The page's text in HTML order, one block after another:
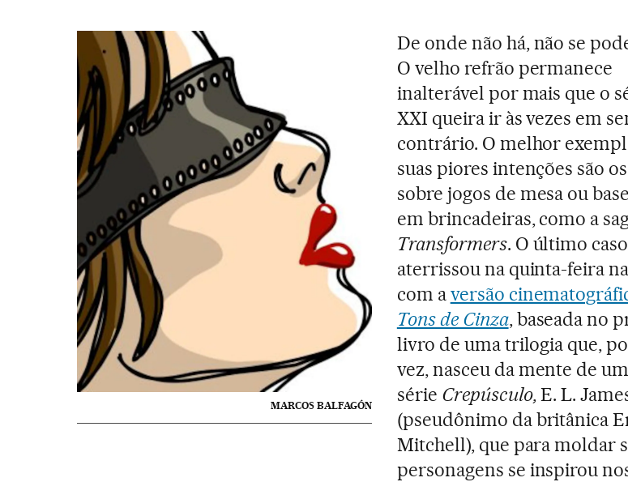
MARCOS BALFAGÓN
De onde não há, não se
O velho refrão permanece
inalterável por mais que o
XXI queira ir às vezes em
contrário. O melhor
suas piores intenções são
sobre jogos de mesa ou
em brincadeiras, como a
Transformers. O último caso
aterrissou na quinta-feira
com aversão
Tons de Cinza, baseada no
livro de uma trilogia que,
vez, nasceu da mente de
série Crepúsculo,E. L.
(pseudônimo da britânica
Mitchell), que para moldar
personagens se inspirou